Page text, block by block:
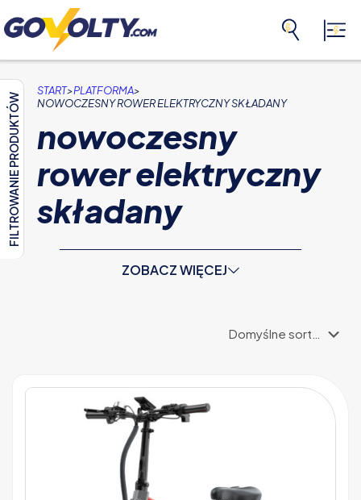
FILTROWANIE PRODUKTÓW
START>PLATFORMA>
NOWOCZESNY ROWER ELEKTRYCZNY SKŁADANY
nowoczesny
rower elektryczny
składany
ZOBACZ WIĘCEJ